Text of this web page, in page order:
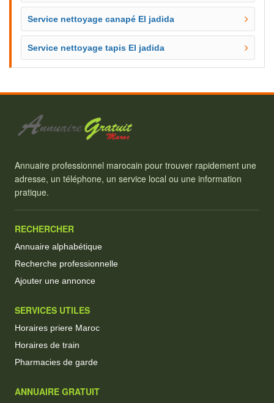
Service nettoyage canapé El jadida
Service nettoyage tapis El jadida
Annuaire professionnel marocain pour trouver rapidement une
adresse, un téléphone, un service local ou une information
pratique.
RECHERCHER
Annuaire alphabétique
Recherche professionnelle
Ajouter une annonce
SERVICES UTILES
Horaires priere Maroc
Horaires de train
Pharmacies de garde
ANNUAIRE GRATUIT